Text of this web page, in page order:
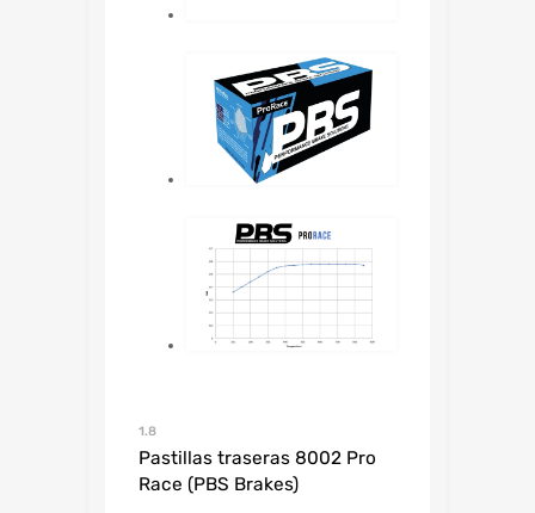
1.8
Pastillas traseras 8002 Pro
Race (PBS Brakes)